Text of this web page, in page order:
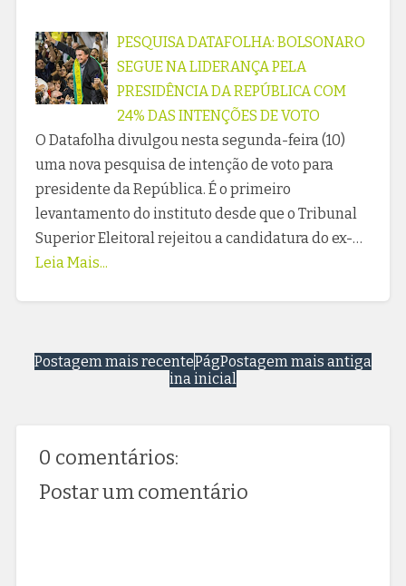
PESQUISA DATAFOLHA: BOLSONARO
SEGUE NA LIDERANÇA PELA
PRESIDÊNCIA DA REPÚBLICA COM
24% DAS INTENÇÕES DE VOTO
O Datafolha divulgou nesta segunda-feira (10)
uma nova pesquisa de intenção de voto para
presidente da República. É o primeiro
levantamento do instituto desde que o Tribunal
Superior Eleitoral rejeitou a candidatura do ex-…
Leia Mais...
Postagem mais recente Postagem mais antiga
Pág
ina inicial
0 comentários:
Postar um comentário